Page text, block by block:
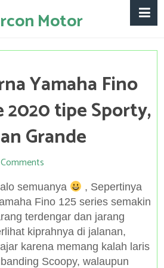
Motor
Yamaha Fino
2020 tipe Sporty,
Grande
semuanya
, Sepertinya
Fino 125 series semakin
terdengar dan jarang
kiprahnya di jalanan,
karena memang kalah laris
Scoopy, walaupun